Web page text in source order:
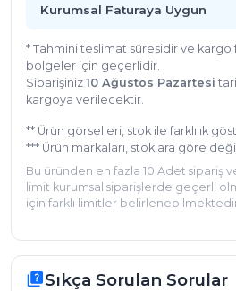
Kurumsal Faturaya Uygun
* Tahmini teslimat süresidir ve kargo
bölgeler için geçerlidir.
Siparişiniz 10 Ağustos Pazartesi
kargoya verilecektir.
** Ürün görselleri, stok ile farklılık
*** Ürün markaları, stoklara göre
Bu üründen en fazla 10 Adet sipariş
limit kurumsal siparişlerde geçerli
için farklı limitler
quizSıkça Sorulan Sorular